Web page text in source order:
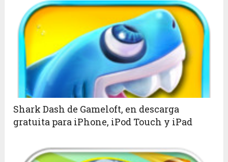
Shark Dash de Gameloft, en descarga
gratuita para iPhone, iPod Touch y iPad